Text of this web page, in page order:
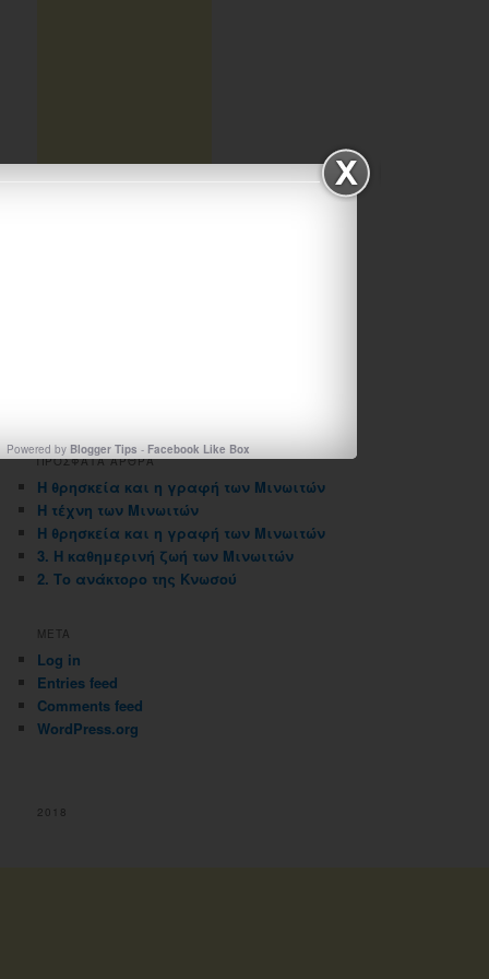
ΠΡΟΣΦΑΤΑ ΑΡΘΡΑ
Η θρησκεία και η γραφή των Μινωιτών
Η τέχνη των Μινωιτών
Η θρησκεία και η γραφή των Μινωιτών
3. Η καθημερινή ζωή των Μινωιτών
2. Το ανάκτορο της Κνωσού
META
Log in
Entries feed
Comments feed
WordPress.org
Powered by Blogger Tips - Facebook Like Box
2018